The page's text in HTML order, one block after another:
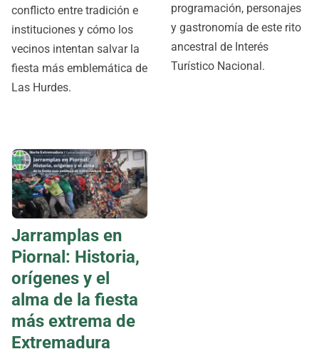
conflicto entre tradición e
instituciones y cómo los
vecinos intentan salvar la
fiesta más emblemática de
Las Hurdes.
programación, personajes
y gastronomía de este rito
ancestral de Interés
Turístico Nacional.
Jarramplas en
Piornal: Historia,
orígenes y el
alma de la fiesta
más extrema de
Extremadura